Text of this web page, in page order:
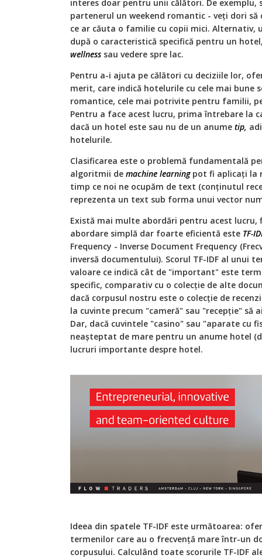
interes doar pentru unii călători. De exemplu,
partenerul un weekend romantic - veţi dori
ce ar căuta o familie cu copii mici. Alternativ,
după o caracteristică specifică pentru un
wellness sau vedere spre lac.
Pentru a-i ajuta pe călători cu deciziile lor,
merit, care indică hotelurile cu cele mai bune
romantice, cele mai potrivite pentru familii,
Pentru a face acest lucru, prima întrebare la
dacă un hotel este sau nu de un anume tip,
hotelurile.
Clasificarea este o problemă fundamentală
algoritmii de machine learningpot fi aplicaţi la
timp ce noi ne ocupăm de text (conţinutul
reprezenta un text sub forma unui vector
Există mai multe abordări pentru acest lucru,
abordare simplă dar foarte eficientă este TF-
Frequency - Inverse Document Frequency
inversă documentului). Scorul TF-IDF al unui
valoare ce indică cât de "important" este
specific, comparativ cu o colecţie de alte
dacă corpusul nostru este o colecţie de
la cuvinte precum "cameră" sau "recepţie" să
Dar, dacă cuvintele "casino" sau "aparate cu
neașteptat de mare pentru un anume hotel
lucruri importante despre hotel.
Ideea din spatele TF-IDF este următoarea:
termenilor care au o frecvenţă mare într-un
corpusului. Calculând toate scorurile TF-IDF